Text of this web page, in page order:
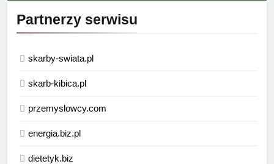
Partnerzy serwisu
skarby-swiata.pl
skarb-kibica.pl
przemyslowcy.com
energia.biz.pl
dietetyk.biz